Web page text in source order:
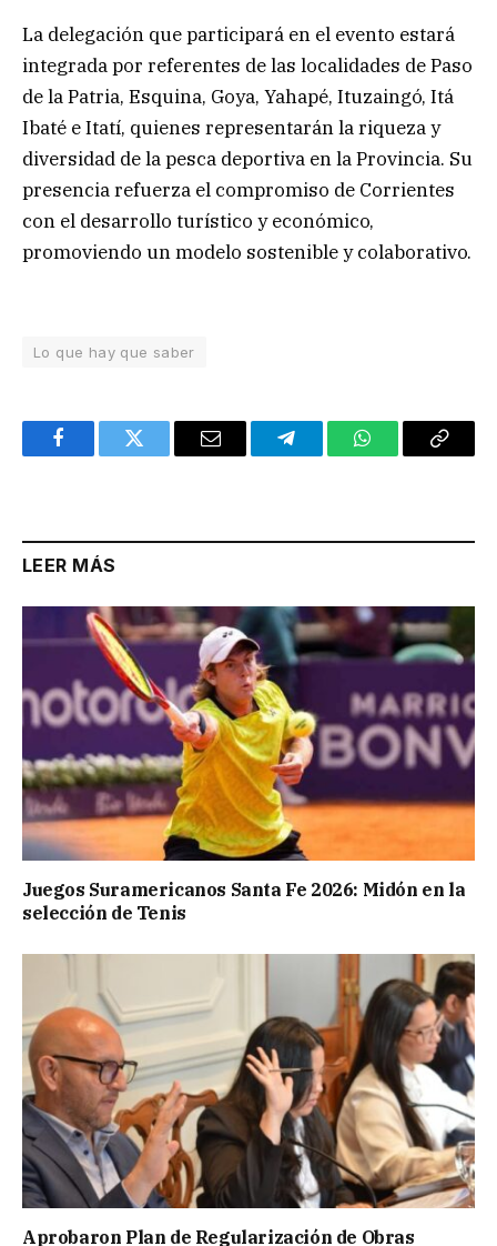
La delegación que participará en el evento estará
integrada por referentes de las localidades de Paso
de la Patria, Esquina, Goya, Yahapé, Ituzaingó, Itá
Ibaté e Itatí, quienes representarán la riqueza y
diversidad de la pesca deportiva en la Provincia. Su
presencia refuerza el compromiso de Corrientes
con el desarrollo turístico y económico,
promoviendo un modelo sostenible y colaborativo.
Lo que hay que saber
FacebookTwitter Email TelegramWhatsAppCopy
LEER MÁS
Juegos Suramericanos Santa Fe 2026: Midón en la
selección de Tenis
Aprobaron Plan de Regularización de Obras